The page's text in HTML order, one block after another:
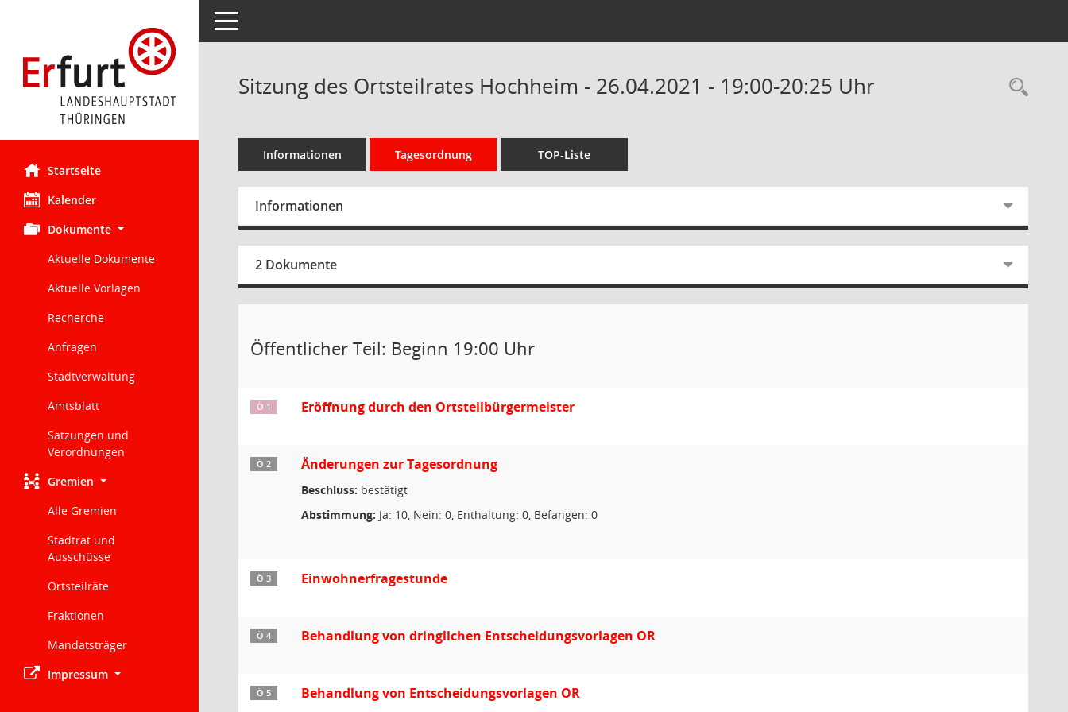
Startseite
Kalender
Dokumente
Aktuelle Dokumente
Aktuelle Vorlagen
Recherche
Anfragen
Stadtverwaltung
Amtsblatt
Satzungen und
Verordnungen
Gremien
Alle Gremien
Stadtrat und
Ausschüsse
Ortsteilräte
Fraktionen
Mandatsträger
Impressum
Toggle navigation
Sitzung des Ortsteilrates Hochheim - 26.04.2021 - 19:00-20:25 Uhr
Informationen Tagesordnung TOP-Liste
Informationen
2 Dokumente
Öffentlicher Teil: Beginn 19:00 Uhr
Ö 1 Eröffnung durch den Ortsteilbürgermeister
Ö 2 Änderungen zur Tagesordnung
Beschluss: bestätigt
Abstimmung: Ja: 10, Nein: 0, Enthaltung: 0, Befangen: 0
Ö 3 Einwohnerfragestunde
Ö 4 Behandlung von dringlichen Entscheidungsvorlagen OR
Ö 5 Behandlung von Entscheidungsvorlagen OR